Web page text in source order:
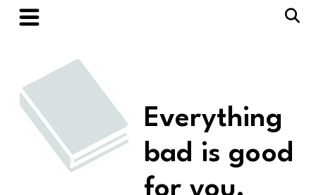
Everything
bad is good
for you.